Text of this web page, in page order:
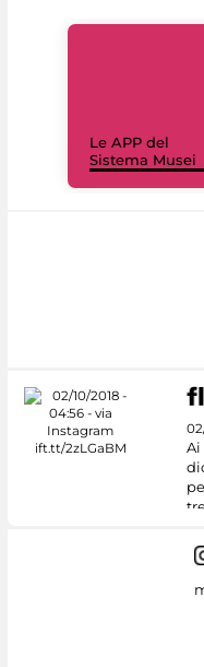
Le APP del
Sistema Musei
Ai